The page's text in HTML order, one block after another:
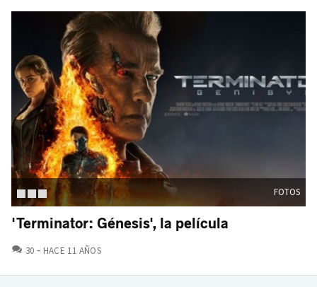
FOTOS
'Terminator: Génesis', la película
30 COMENTARIOS
HACE 11 AÑOS